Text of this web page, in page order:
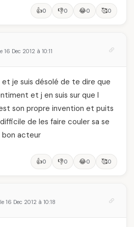
👍0 👎0 😂0 🥰0
16 Dec 2012 à 10:11
je suis désolé de te dire que
et j en suis sur que l
son propre invention et puits
de les faire couler sa se
bon acteur
👍0 👎0 😂0 🥰0
16 Dec 2012 à 10:18